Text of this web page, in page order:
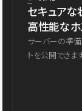
セキュアな
高性能なホ
サーバーの準備
トを公開できます